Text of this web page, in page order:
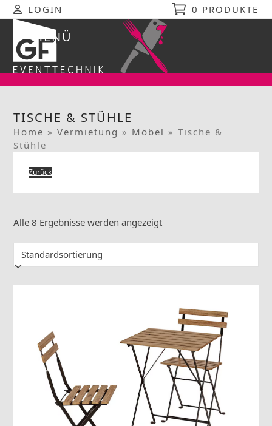
Skip
to
LOGIN 0 PRODUKTE
MENÜ
Open
mobile
menu
Close
mobile
menu
TISCHE & STÜHLE
Home »Vermietung » Möbel »Tische &
Stühle
Zurück
Alle 8 Ergebnisse werden angezeigt